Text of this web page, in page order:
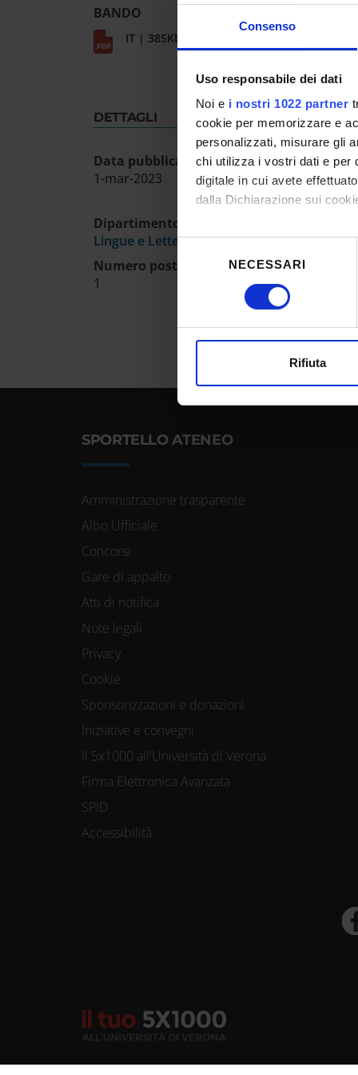
Consenso
Uso responsabile dei dati
Noi e i nostri 1022 partner
cookie per memorizzare e
personalizzati, misurare gli
chi utilizza i vostri dati e per
digitale in cui avete
dalla Dichiarazione sui
Con il tuo consenso,
raccogliere
Approfondisci come
Utilizziamo i cookie per
Selezione
NECESSARI
Rifiuta
BANDO
IT | 385Kb
DETTAGLI
Data pubblicazione sull'albo ufficiale
1-mar-2023
Dipartimento
Lingue e Letterature Straniere
Numero posti
1
SPORTELLO ATENEO
Amministrazione trasparente
Albo Ufficiale
Concorsi
Gare di appalto
Atti di notifica
Note legali
Privacy
Cookie
Sponsorizzazioni e donazioni
Iniziative e convegni
Il 5x1000 all'Università di Verona
Firma Elettronica Avanzata
SPID
Accessibilità